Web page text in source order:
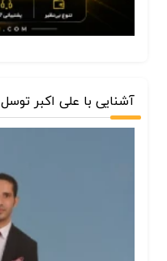
آشنایی با علی اکبر توسل